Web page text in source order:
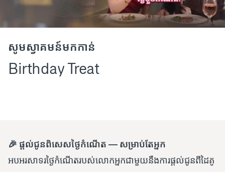
សូមស្វាគមន៍មកកាន់
Birthday Treat
🎉 ផ្តល់ជូនពិសេសថ្ងៃកំណើត — សម្រាប់តែអ្នក
អបអរសាទរថ្ងៃកំណើតរបស់លោកអ្នកជាមួយនឹងការផ្តល់ជូនពីដៃគូ